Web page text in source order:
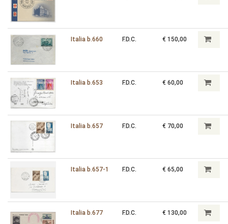
Italia b.660 F.D.C. € 150,00
Italia b.653 F.D.C. € 60,00
Italia b.657 F.D.C. € 70,00
Italia b.657-1 F.D.C. € 65,00
Italia b.677 F.D.C. € 130,00